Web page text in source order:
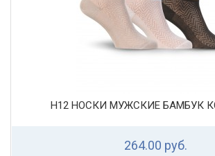
Н12 НОСКИ МУЖСКИЕ БАМБУК
264.00 руб.